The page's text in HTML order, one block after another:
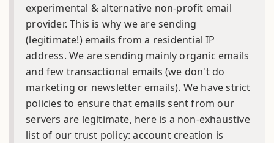
experimental & alternative non-profit email
provider. This is why we are sending
(legitimate!) emails from a residential IP
address. We are sending mainly organic emails
and few transactional emails (we don't do
marketing or newsletter emails). We have strict
policies to ensure that emails sent from our
servers are legitimate, here is a non-exhaustive
list of our trust policy: account creation is